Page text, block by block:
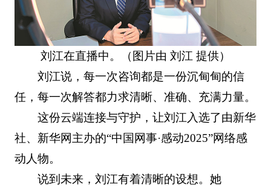
刘江在直播中。（图片由 刘江 提供）
刘江说，每一次咨询都是一份沉甸甸的信
任，每一次解答都力求清晰、准确、充满力量。
这份云端连接与守护，让刘江入选了由新华
社、新华网主办的“中国网事·感动2025”网络感
动人物。
说到未来，刘江有着清晰的设想。她